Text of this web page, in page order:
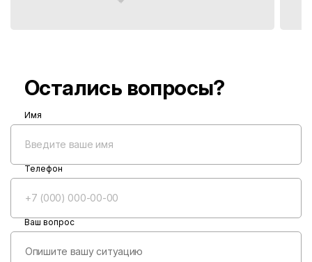
Остались вопросы?
Имя
Телефон
Ваш вопрос